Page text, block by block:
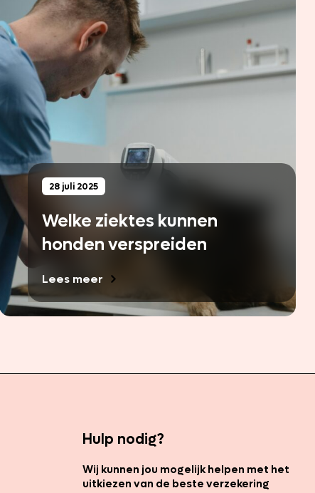
28 juli 2025
Welke ziektes kunnen
honden verspreiden
Lees meer
Hulp nodig?
Wij kunnen jou mogelijk helpen met het
uitkiezen van de beste verzekering